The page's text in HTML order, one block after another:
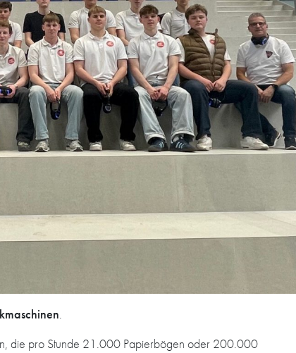
.
die pro Stunde 21.000 Papierbögen oder 200.000